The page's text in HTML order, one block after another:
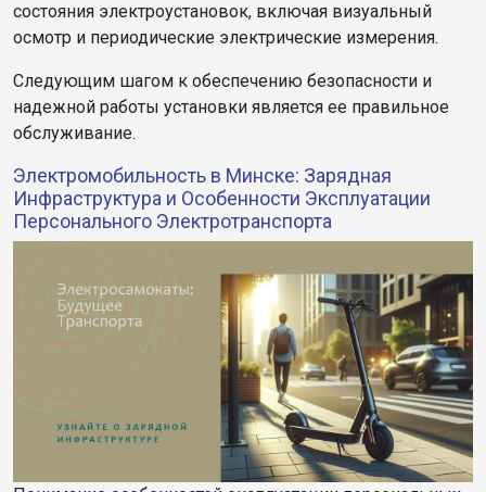
состояния электроустановок, включая визуальный
осмотр и периодические электрические измерения.
Следующим шагом к обеспечению безопасности и
надежной работы установки является ее правильное
обслуживание.
Электромобильность в Минске: Зарядная
Инфраструктура и Особенности Эксплуатации
Персонального Электротранспорта